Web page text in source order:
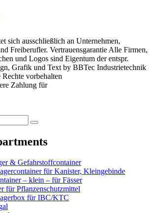
sich ausschließlich an Unternehmen,
Freiberufler. Vertrauensgarantie Alle Firmen,
und Logos sind Eigentum der entspr.
Grafik und Text by BBTec Industrietechnik
vorbehalten
Zahlung für
& Gefahrstoffcontainer
für Kanister, Kleingebinde
– klein – für Fässer
für Pflanzenschutzmittel
für IBC/KTC